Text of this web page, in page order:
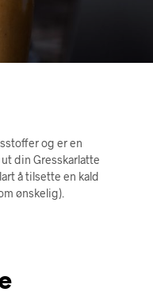
og er en
din Gresskarlatte
å tilsette en kald
ønskelig).